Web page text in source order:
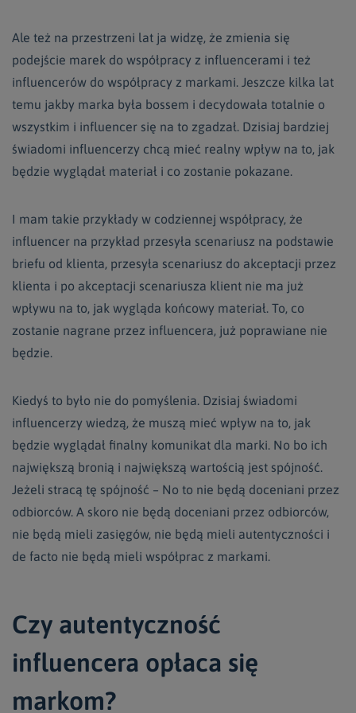
Ale też na przestrzeni lat ja widzę, że zmienia się
podejście marek do współpracy z influencerami i też
influencerów do współpracy z markami. Jeszcze kilka lat
temu jakby marka była bossem i decydowała totalnie o
wszystkim i influencer się na to zgadzał. Dzisiaj bardziej
świadomi influencerzy chcą mieć realny wpływ na to, jak
będzie wyglądał materiał i co zostanie pokazane.
I mam takie przykłady w codziennej współpracy, że
influencer na przykład przesyła scenariusz na podstawie
briefu od klienta, przesyła scenariusz do akceptacji przez
klienta i po akceptacji scenariusza klient nie ma już
wpływu na to, jak wygląda końcowy materiał. To, co
zostanie nagrane przez influencera, już poprawiane nie
będzie.
Kiedyś to było nie do pomyślenia. Dzisiaj świadomi
influencerzy wiedzą, że muszą mieć wpływ na to, jak
będzie wyglądał finalny komunikat dla marki. No bo ich
największą bronią i największą wartością jest spójność.
Jeżeli stracą tę spójność – No to nie będą doceniani przez
odbiorców. A skoro nie będą doceniani przez odbiorców,
nie będą mieli zasięgów, nie będą mieli autentyczności i
de facto nie będą mieli współprac z markami.
Czy autentyczność
influencera opłaca się
markom?